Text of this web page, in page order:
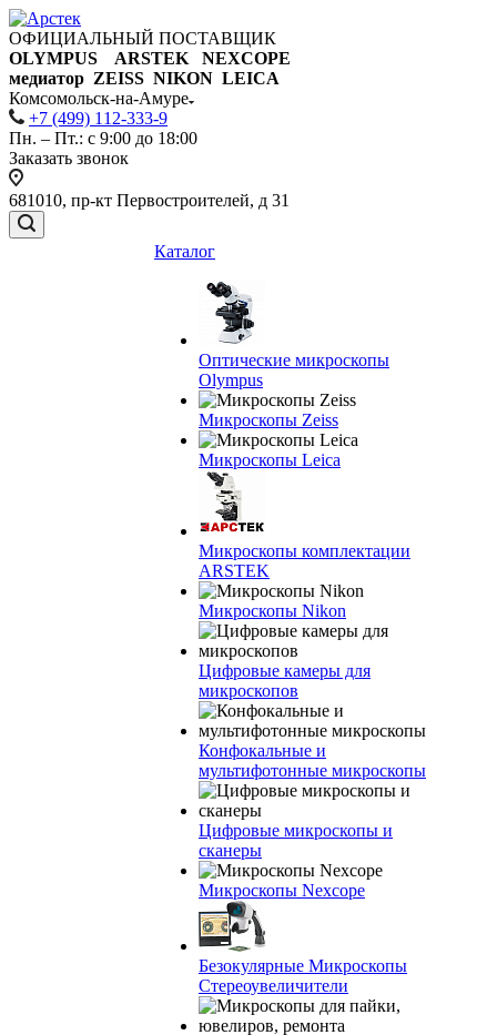
ОФИЦИАЛЬНЫЙ ПОСТАВЩИК
OLYMPUS ARSTEK NEXCOPE
медиатор ZEISS NIKON LEICA
Комсомольск-на-Амуре
+7 (499) 112-333-9
Пн. – Пт.: с 9:00 до 18:00
Заказать звонок
681010, пр-кт Первостроителей, д 31
Каталог
Оптические микроскопы
Olympus
Микроскопы Zeiss
Микроскопы Leica
Микроскопы комплектации
ARSTEK
Микроскопы Nikon
Цифровые камеры для
микроскопов
Конфокальные и
мультифотонные микроскопы
Цифровые микроскопы и
сканеры
Микроскопы Nexcope
Безокулярные Микроскопы
Стереоувеличители